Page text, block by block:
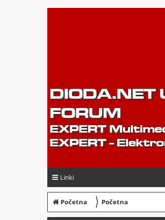
DIODA.NET
FORUM
EXPERT
EXPERT -
Linki
Početna 〉 Početna